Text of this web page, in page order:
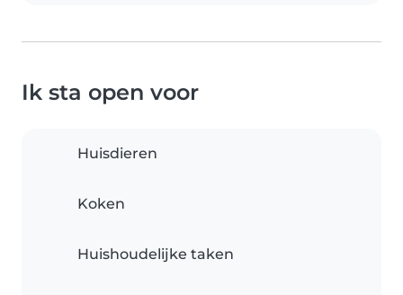
Ik sta open voor
Huisdieren
Koken
Huishoudelijke taken